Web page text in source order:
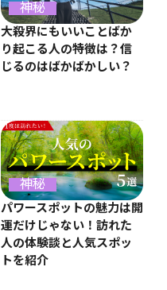
神秘
大殺界にもいいことばか
り起こる人の特徴は？信
じるのはばかばかしい？
神秘
パワースポットの魅力は開
運だけじゃない！訪れた
人の体験談と人気スポッ
トを紹介